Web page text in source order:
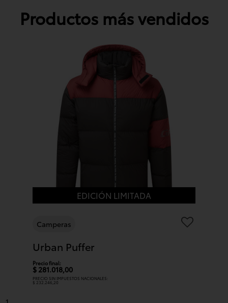
Productos más vendidos
EDICIÓN LIMITADA
Camperas
Urban Puffer
Precio final:
$ 281.018,00
PRECIO SIN IMPUESTOS NACIONALES:
$ 232.246,20